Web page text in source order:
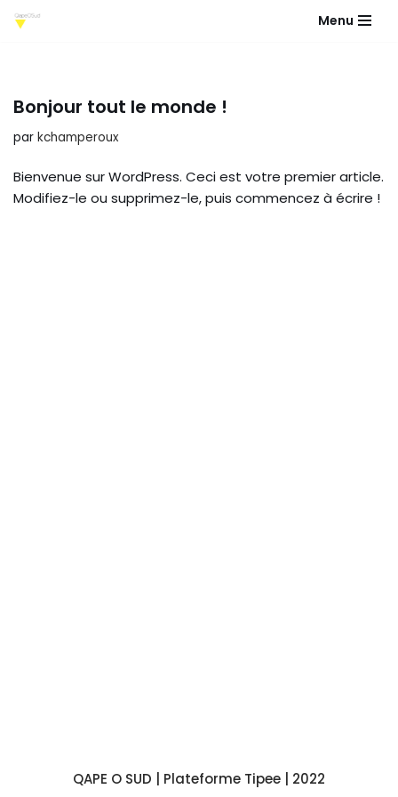
Menu
Bonjour tout le monde !
par kchamperoux
Bienvenue sur WordPress. Ceci est votre premier article.
Modifiez-le ou supprimez-le, puis commencez à écrire !
QAPE O SUD | Plateforme Tipee | 2022